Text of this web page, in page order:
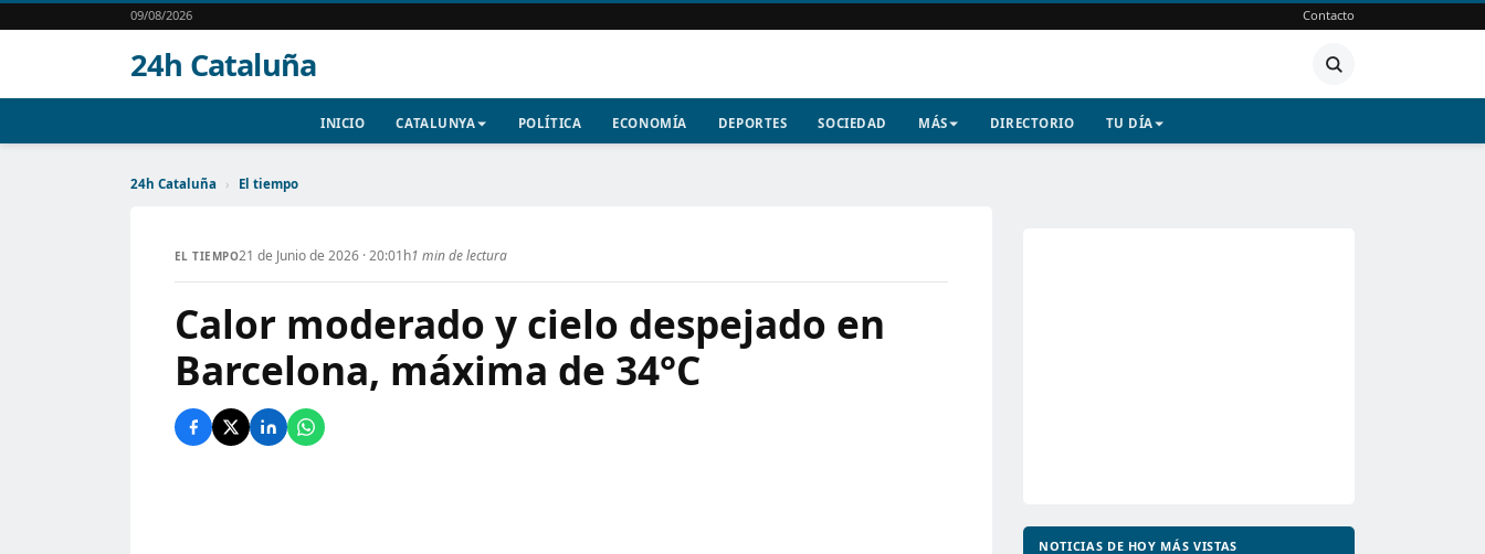
09/08/2026 Contacto
24h Cataluña
INICIO CATALUNYA POLÍTICA ECONOMÍA DEPORTES SOCIEDAD MÁS DIRECTORIO TU DÍA
24h Cataluña › El tiempo
EL TIEMPO21 de Junio de 2026 · 20:01h1 min de lectura
Calor moderado y cielo despejado en
Barcelona, máxima de 34°C
NOTICIAS DE HOY MÁS VISTAS